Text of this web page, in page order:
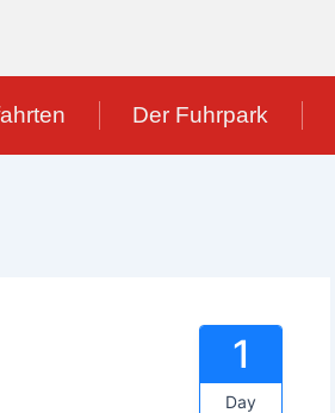
Der Fuhrpark
1
Day